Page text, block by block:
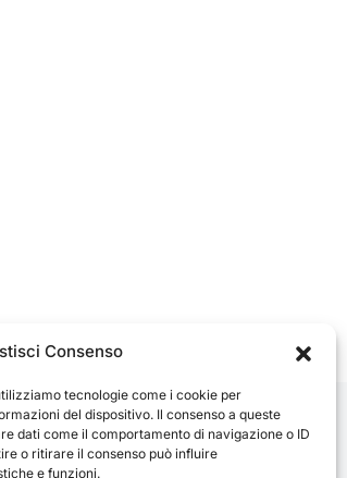
Consenso
tecnologie come i cookie per
del dispositivo. Il consenso a queste
dati come il comportamento di navigazione o ID
o ritirare il consenso può influire
e funzioni.